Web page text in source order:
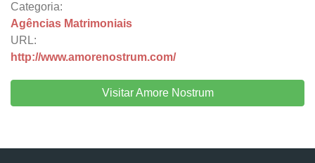
Categoria:
Agências Matrimoniais
URL:
http://www.amorenostrum.com/
Visitar Amore Nostrum